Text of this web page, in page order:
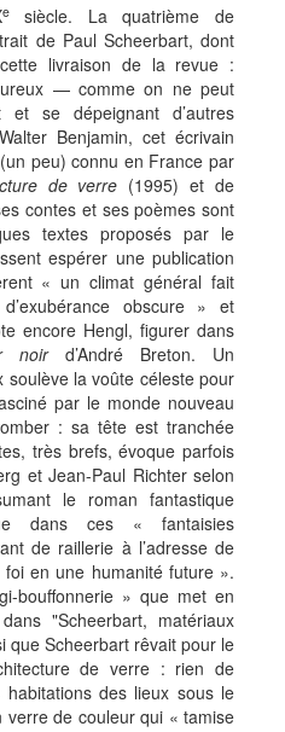
esiècle. La quatrième de
de Paul Scheerbart, dont
livraison de la revue :
— comme on ne peut
et se dépeignant d’autres
Benjamin, cet écrivain
peu) connu en France par
de verre (1995) et de
contes et ses poèmes sont
textes proposés par le
espérer une publication
« un climat général fait
obscure » et
encore Hengl, figurer dans
noird’André Breton. Un
la voûte céleste pour
par le monde nouveau
: sa tête est tranchée
très brefs, évoque parfois
et Jean-Paul Richter selon
le roman fantastique
dans ces « fantaisies
de raillerie à l’adresse de
foi en une humanité future ».
bouffonnerie » que met en
"Scheerbart, matériaux
que Scheerbart rêvait pour le
de verre : rien de
des lieux sous le
de couleur qui « tamise